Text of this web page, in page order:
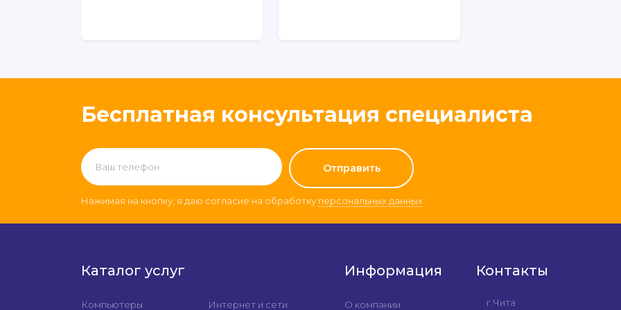
Бесплатная консультация специалиста
Нажимая на кнопку, я даю согласие на обработку персональных данных
Каталог услуг
Компьютеры Интернет и сети
Информация
О компании
Контакты
г.Чита